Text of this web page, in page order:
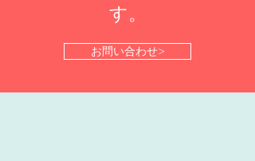
す。
お問い合わせ>